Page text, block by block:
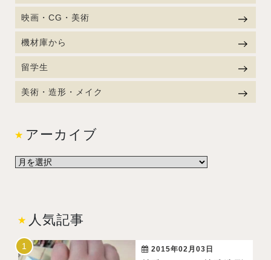
映画・CG・美術
機材庫から
留学生
美術・造形・メイク
アーカイブ
人気記事
2015年02月03日